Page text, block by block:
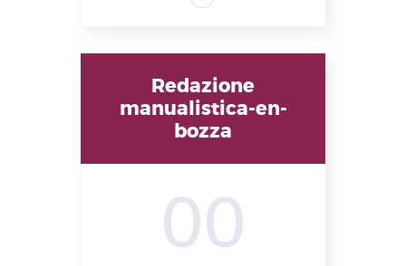
Redazione
manualistica-en-
bozza
00